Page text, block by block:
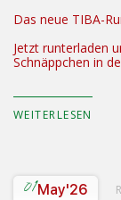
Das neue TIBA-
Jetzt runterladen
Schnäppchen in
WEITERLESEN
01May'26